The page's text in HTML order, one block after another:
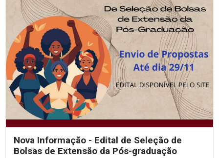
Nova Informação - Edital de Seleção de
Bolsas de Extensão da Pós-graduação